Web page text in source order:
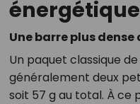
Une barre plus dense
Un paquet classique
généralement deux
soit 57 g au total. À ce